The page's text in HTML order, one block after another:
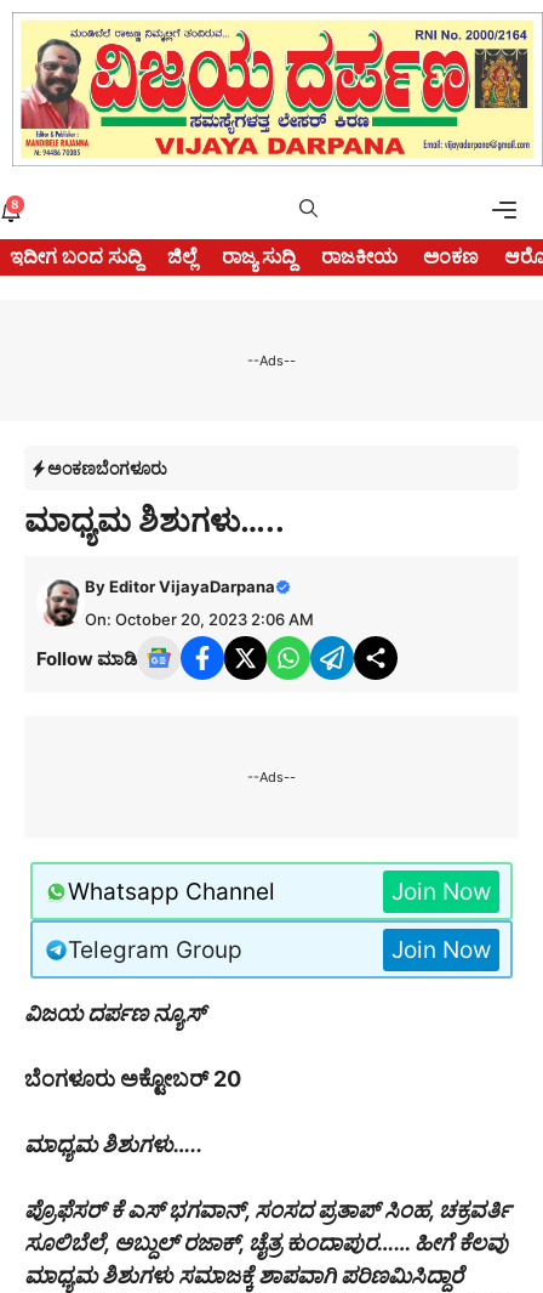
Skip
content
8
ಇದೀಗ ಬಂದ ಸುದ್ದಿ ಜಿಲ್ಲೆ ರಾಜ್ಯ ಸುದ್ದಿ ರಾಜಕೀಯ ಅಂಕಣ
--Ads--
ಅಂಕಣಬೆಂಗಳೂರು
ಮಾಧ್ಯಮ ಶಿಶುಗಳು…..
ByEditor VijayaDarpana
On: October 20, 2023 2:06 AM
Follow ಮಾಡಿ
--Ads--
Whatsapp Channel Join Now
Telegram Group Join Now
ವಿಜಯ ದರ್ಪಣ ನ್ಯೂಸ್
ಬೆಂಗಳೂರು ಅಕ್ಟೋಬರ್ 20
ಮಾಧ್ಯಮ ಶಿಶುಗಳು…..
ಪ್ರೊಫೆಸರ್ ಕೆ ಎಸ್ ಭಗವಾನ್, ಸಂಸದ ಪ್ರತಾಪ್ ಸಿಂಹ, ಚಕ್ರವರ್ತಿ
ಸೂಲಿಬೆಲೆ, ಅಬ್ದುಲ್ ರಜಾಕ್, ಚೈತ್ರ ಕುಂದಾಪುರ…… ಹೀಗೆ ಕೆಲವು
ಮಾಧ್ಯಮ ಶಿಶುಗಳು ಸಮಾಜಕ್ಕೆ ಶಾಪವಾಗಿ ಪರಿಣಮಿಸಿದ್ದಾರೆ